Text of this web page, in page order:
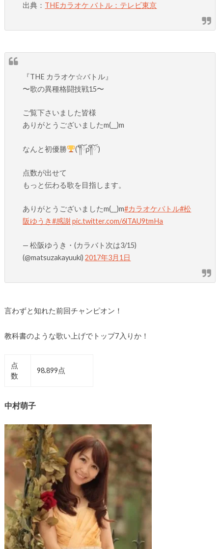
出典： THEカラオケ バトル：テレビ東京
『THE カラオケ☆バトル』
〜歌の異種格闘技戦15〜
ご覧下さいました皆様
ありがとうございましたm(__)m
なんと初優勝 (´༎ຶོρ༎ຶོ`)
点数が出せて
もっと伝わる歌を目指します。
ありがとうございましたm(__)m#カラオケバトル#松
阪ゆうき#感謝 pic.twitter.com/6lTAU9tmHa
— 松阪ゆうき・(カラバト次は3/15)
(@matsuzakayuuki)2017年3月1日
言わずと知れた前回チャンピオン！
教科書のような歌い上げでトップ7入りか！
点
数
98.899点
中村萌子